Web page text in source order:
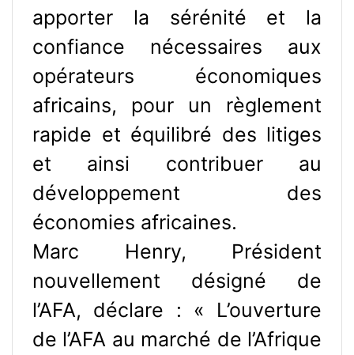
apporter la sérénité et la
confiance nécessaires aux
opérateurs économiques
africains, pour un règlement
rapide et équilibré des litiges
et ainsi contribuer au
développement des
économies africaines.
Marc Henry, Président
nouvellement désigné de
l’AFA, déclare : « L’ouverture
de l’AFA au marché de l’Afrique